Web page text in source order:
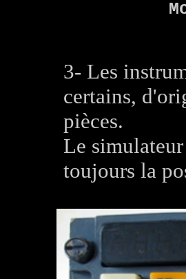
3- Les
certains,
pièces.
Le
toujours la